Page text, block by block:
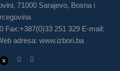
71000 Sarajevo, Bosna i
Fax:+387(0)33 251 329 E-mail:
adresa: www.izbori.ba